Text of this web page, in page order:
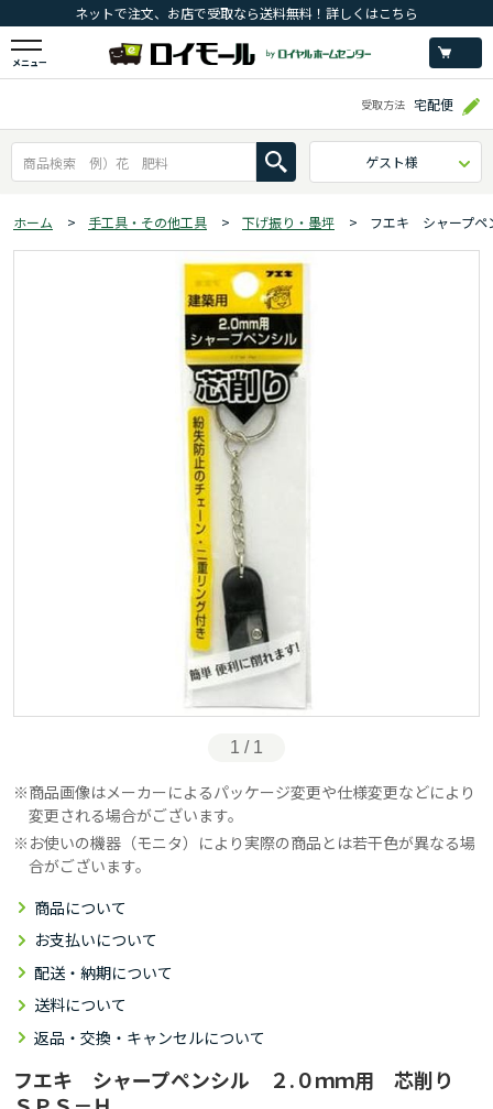
ネットで注文、お店で受取なら送料無料！詳しくはこちら
メニュー
受取方法 宅配便
ゲスト様
ホーム > 手工具・その他工具 > 下げ振り・墨坪 > フエキ シャープ
1 / 1
商品画像はメーカーによるパッケージ変更や仕様変更などにより
変更される場合がございます。
お使いの機器（モニタ）により実際の商品とは若干色が異なる場
合がございます。
商品について
お支払いについて
配送・納期について
送料について
返品・交換・キャンセルについて
フエキ シャープペンシル ２.０ｍｍ用 芯削り